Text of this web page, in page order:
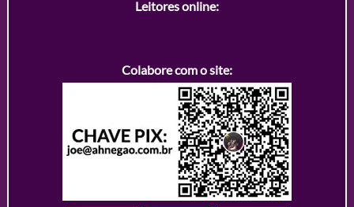
Leitores online:
Colabore com o site: